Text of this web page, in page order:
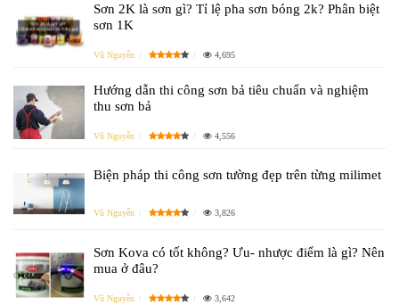
Sơn 2K là sơn gì? Tỉ lệ pha sơn bóng 2k? Phân biệt
sơn 1K
Vũ Nguyễn 4,695
Hướng dẫn thi công sơn bả tiêu chuẩn và nghiệm
thu sơn bả
Vũ Nguyễn 4,556
Biện pháp thi công sơn tường đẹp trên từng milimet
Vũ Nguyễn 3,826
Sơn Kova có tốt không? Ưu- nhược điểm là gì? Nên
mua ở đâu?
Vũ Nguyễn 3,642